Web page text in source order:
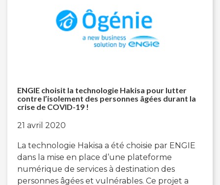
ENGIE choisit la technologie Hakisa pour lutter
contre l’isolement des personnes âgées durant la
crise de COVID-19 !
21 avril 2020
La technologie Hakisa a été choisie par ENGIE
dans la mise en place d’une plateforme
numérique de services à destination des
personnes âgées et vulnérables. Ce projet a